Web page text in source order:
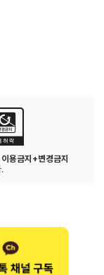
용금지+변경금지